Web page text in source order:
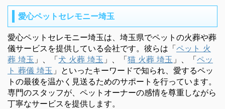
愛心ペットセレモニー埼玉
愛心ペットセレモニー埼玉は、埼玉県でペットの火葬や葬
儀サービスを提供している会社です。彼らは「ペット 火
葬 埼玉 」、「犬 火葬 埼玉 」、「猫 火葬 埼玉 」、「ペッ
ト 葬儀 埼玉 」といったキーワードで知られ、愛するペッ
トの最後を温かく見送るためのサポートを行っています。
専門のスタッフが、ペットオーナーの感情を尊重しながら
丁寧なサービスを提供します。